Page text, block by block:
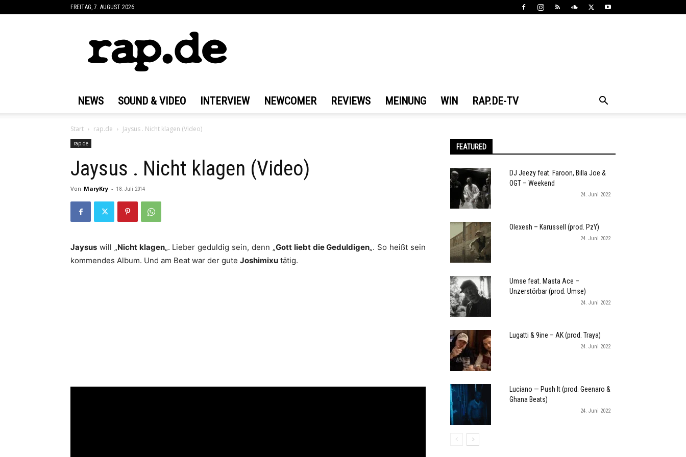
FREITAG, 7. AUGUST 2026
NEWS SOUND & VIDEO INTERVIEW NEWCOMER REVIEWS MEINUNG WIN RAP.DE-TV
Start rap.de Jaysus . Nicht klagen (Video)
rap.de
Jaysus . Nicht klagen (Video)
Von MaryKry - 18. Juli 2014
Jaysus will „Nicht klagen„. Lieber geduldig sein, denn „Gott liebt die Geduldigen„. So heißt sein
kommendes Album. Und am Beat war der gute Joshimixu tätig.
FEATURED
DJ Jeezy feat. Faroon, Billa Joe &
OGT – Weekend
24. Juni 2022
Olexesh – Karussell (prod. PzY)
24. Juni 2022
Umse feat. Masta Ace –
Unzerstörbar (prod. Umse)
24. Juni 2022
Lugatti & 9ine – AK (prod. Traya)
24. Juni 2022
Luciano — Push It (prod. Geenaro &
Ghana Beats)
24. Juni 2022